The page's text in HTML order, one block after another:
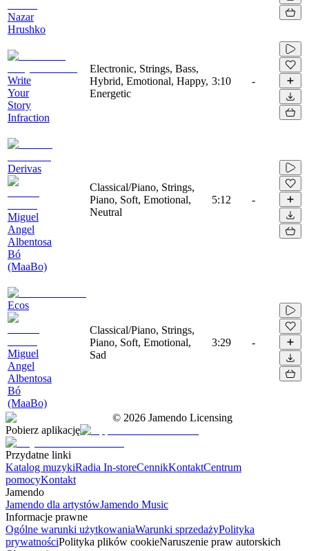
Nazar
Hrushko
Write
Your
Story
Infraction
Electronic, Strings, Bass,
Hybrid, Emotional, Happy,
Energetic
3:10 -
Derivas
Miguel
Angel
Albentosa
Bó
(MaaBo)
Classical/Piano, Strings,
Piano, Soft, Emotional,
Neutral
5:12 -
Ecos
Miguel
Angel
Albentosa
Bó
(MaaBo)
Classical/Piano, Strings,
Piano, Soft, Emotional,
Sad
3:29 -
© 2026 Jamendo Licensing
Pobierz aplikację
Przydatne linki
Katalog muzykiRadia In-storeCennikKontaktCentrum
pomocyKontakt
Jamendo
Jamendo dla artystówJamendo Music
Informacje prawne
Ogólne warunki użytkowaniaWarunki sprzedażyPolityka
prywatnościPolityka plików cookieNaruszenie praw autorskich